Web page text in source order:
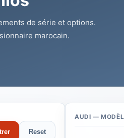
de série et options.
marocain.
Reset
AUDI —